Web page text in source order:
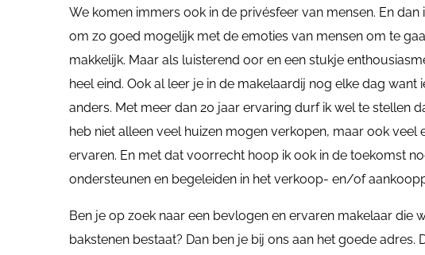
We komen immers ook in de privésfeer van mensen. En
om zo goed mogelijk met de emoties van mensen om te
makkelijk. Maar als luisterend oor en een stukje
heel eind. Ook al leer je in de makelaardij nog elke dag want
anders. Met meer dan 20 jaar ervaring durf ik wel te stellen
heb niet alleen veel huizen mogen verkopen, maar ook veel
ervaren. En met dat voorrecht hoop ik ook in de toekomst
ondersteunen en begeleiden in het verkoop- en/of
Ben je op zoek naar een bevlogen en ervaren makelaar die
bakstenen bestaat? Dan ben je bij ons aan het goede adres.